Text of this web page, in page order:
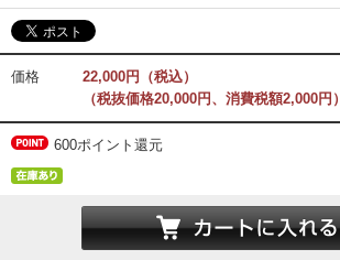
価格
22,000円（税込）
（税抜価格20,000円、消費税額2,000円）
600ポイント還元